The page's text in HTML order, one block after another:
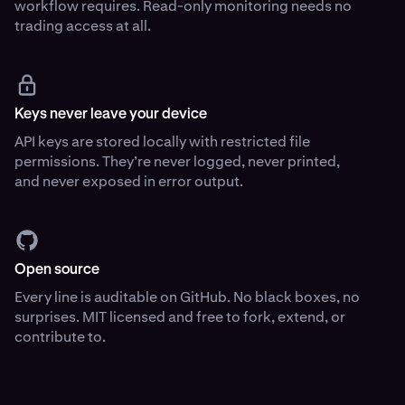
workflow requires. Read-only monitoring needs no
trading access at all.
Keys never leave your device
API keys are stored locally with restricted file
permissions. They’re never logged, never printed,
and never exposed in error output.
Open source
Every line is auditable on GitHub. No black boxes, no
surprises. MIT licensed and free to fork, extend, or
contribute to.